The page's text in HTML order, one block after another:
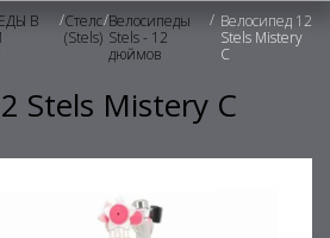
В
/Стелс
(Stels)
/Велосипеды
Stels - 12
дюймов
/ Велосипед 12
Stels Mistery
C
Stels Mistery C